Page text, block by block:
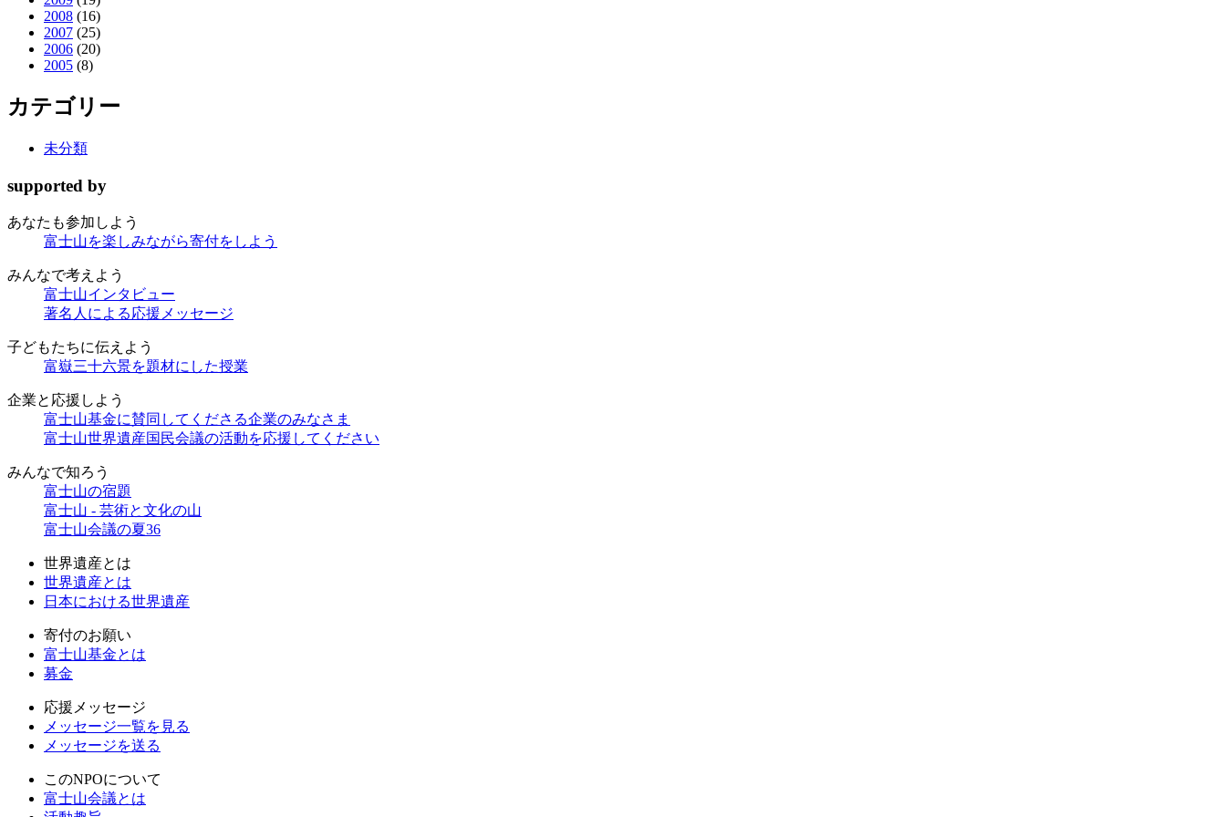
2008 (16)
2007 (25)
2006 (20)
2005 (8)
カテゴリー
未分類
supported by
あなたも参加しよう
富士山を楽しみながら寄付をしよう
みんなで考えよう
富士山インタビュー
著名人による応援メッセージ
子どもたちに伝えよう
富嶽三十六景を題材にした授業
企業と 応援しよう
富士山基金に賛同してくださる企業のみなさま
富士山世界遺産国民会議の活動を応援してください
みんなで知ろう
富士山の宿題
富士山 - 芸術と文化の山
富士山会議の夏36
世界遺産とは
世界遺産とは
日本における世界遺産
寄付のお願い
富士山基金とは
募金
応援メッセージ
メッセージ一覧を見る
メッセージを送る
このNPOについて
富士山会議とは